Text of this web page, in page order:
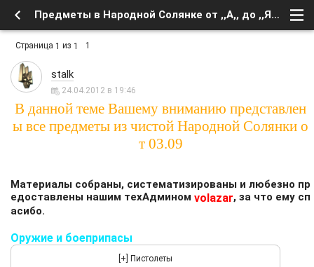
Предметы в Народной Солянке от ,,А,, до ,,Я,, - Форум
Страница 1 из 1 1
stalk
24.04.2012 в 19:46
В данной теме Вашему вниманию представлен
ы все предметы из чистой Народной Солянки о
т 03.09
Материалы собраны, систематизированы и любезно пр
едоставлены нашим техАдмином volazar, за что ему сп
асибо.
Оружие и боеприпасы